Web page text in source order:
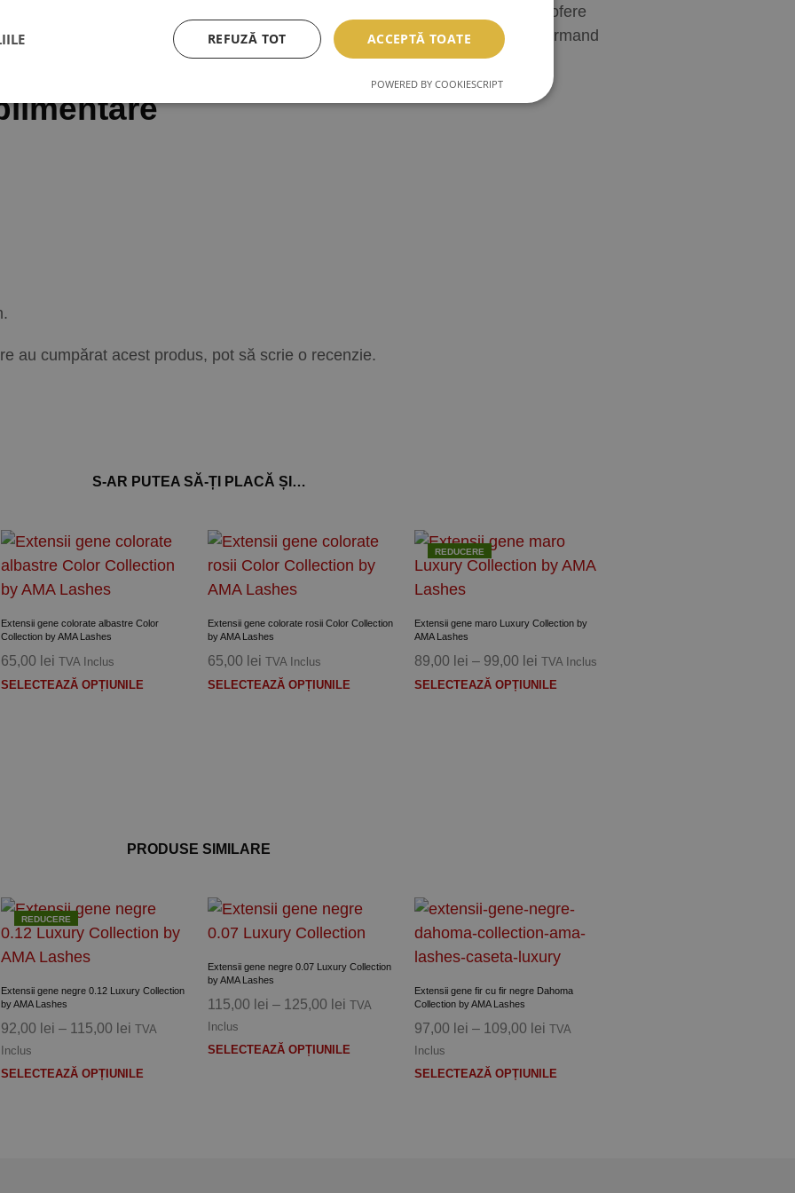
piese indispensabile in trusa oricarui profesionist care doreste sa ofere
de rezistente. Finisajul semi-mat adauga o nota de eleganta rafinata, transformand
aplicare clasica intr-o opera de arta vizuala cu adevarat.
au cumpărat acest produs, pot să scrie o recenzie.
S-AR PUTEA SĂ-ȚI PLACĂ ȘI…
Extensii gene colorate albastre Color
Collection by AMA Lashes
65,00 lei TVA Inclus
SELECTEAZĂ OPȚIUNILEAcest
pot
pagina
produsului.
Extensii gene colorate rosii Color Collection
by AMA Lashes
65,00 lei TVA Inclus
SELECTEAZĂ OPȚIUNILE
produsului.
REDUCERE
Extensii gene maro Luxury Collection by
AMA Lashes
89,00 lei – 99,00 lei Interval
de
TVA Inclus
SELECTEAZĂ OPȚIUNILE
PRODUSE SIMILARE
REDUCERE
Extensii gene negre 0.12 Luxury Collection
by AMA Lashes
92,00 lei – 115,00 leiInterval
prețuri:
TVA
Inclus
SELECTEAZĂ OPȚIUNILEAcest
Extensii gene negre 0.07 Luxury Collection
by AMA Lashes
115,00 lei – 125,00 lei Interval
prețuri:
TVA
Inclus
SELECTEAZĂ OPȚIUNILE
Extensii gene fir cu fir negre Dahoma
Collection by AMA Lashes
97,00 lei – 109,00 lei Interval
prețuri:
TVA
Inclus
SELECTEAZĂ OPȚIUNILE
ACCEPTĂ TOATE
REFUZĂ TOT
POWERED BY COOKIESCRIPT